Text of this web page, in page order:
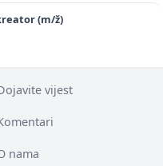
(m/ž)
vijest
nama